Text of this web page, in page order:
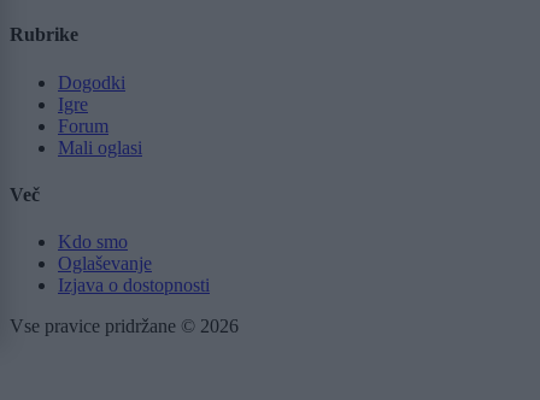
Rubrike
Dogodki
Igre
Forum
Mali oglasi
Več
Kdo smo
Oglaševanje
Izjava o dostopnosti
Vse pravice pridržane © 2026